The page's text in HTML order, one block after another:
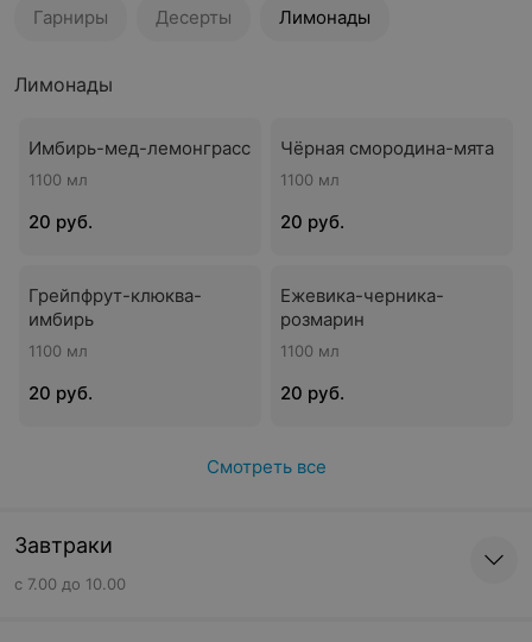
Гарниры Десерты Лимонады
Лимонады
Имбирь-мед-лемонграсс
1100 мл
20 руб.
Чёрная смородина-мята
1100 мл
20 руб.
Грейпфрут-клюква-
имбирь
1100 мл
20 руб.
Ежевика-черника-
розмарин
1100 мл
20 руб.
Смотреть все
Завтраки
с 7.00 до 10.00